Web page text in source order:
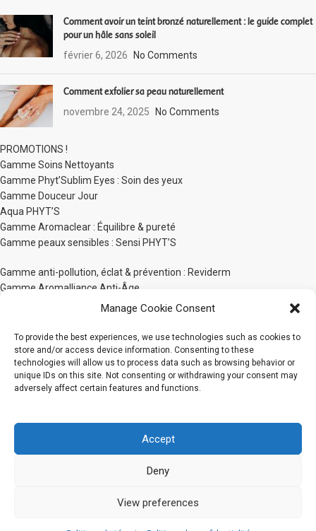
Manage Cookie Consent
To provide the best experiences, we use technologies such as cookies to
store and/or access device information. Consenting to these
technologies will allow us to process data such as browsing behavior or
unique IDs on this site. Not consenting or withdrawing your consent may
adversely affect certain features and functions.
Accept
Deny
View preferences
Comment avoir un teint bronzé naturellement : le guide complet
pour un hâle sans soleil
février 6, 2026 No Comments
Comment exfolier sa peau naturellement
novembre 24, 2025 No Comments
PROMOTIONS !
Gamme Soins Nettoyants
Gamme Phyt’Sublim Eyes : Soin des yeux
Gamme Douceur Jour
Aqua PHYT’S
Gamme Aromaclear : Équilibre & pureté
Gamme peaux sensibles : Sensi PHYT’S
Gamme anti-pollution, éclat & prévention : Reviderm
Gamme Aromalliance Anti-Âge
Gamme anti-âge global d’exception : Panacée
PHYT’S Men
PHYT’SSIMA Nutrition extrême
Gamme Protecteurs Corps
Gamme sensorielle corps : Bionatural by PHYT’S
Gamme Phyt’Solaires
Soins pour bébé PHYT’S 1er Âge
Gamme maquillage PHYT’S Organic Make-Up
2020 Tous droits réservésPHYT'S CanadaCJMB Cosmétiques Inc.